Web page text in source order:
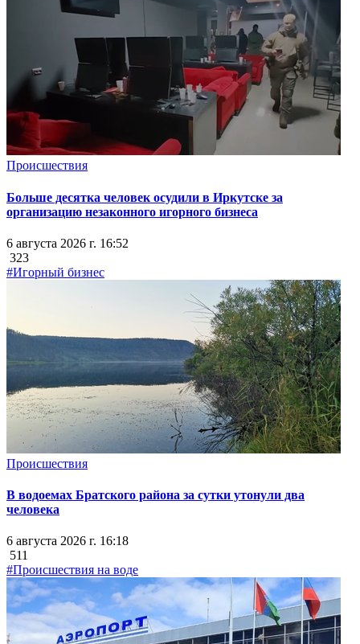
Происшествия
Больше десятка человек осудили в Иркутске за
организацию незаконного игорного бизнеса
6 августа 2026 г. 16:52
323
#Игорный бизнес
Происшествия
В водоемах Братского района за сутки утонули два
человека
6 августа 2026 г. 16:18
511
#Происшествия на воде